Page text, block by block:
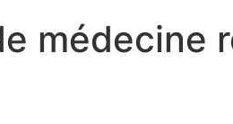
médecine